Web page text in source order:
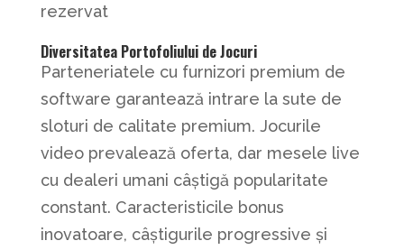
rezervat
Diversitatea Portofoliului de Jocuri
Parteneriatele cu furnizori premium de
software garantează intrare la sute de
sloturi de calitate premium. Jocurile
video prevalează oferta, dar mesele live
cu dealeri umani câștigă popularitate
constant. Caracteristicile bonus
inovatoare, câștigurile progressive și